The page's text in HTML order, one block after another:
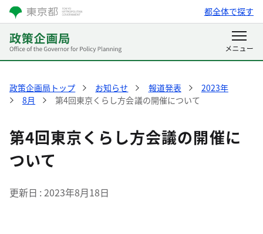
都全体で探す
政策企画局トップ お知らせ 報道発表
2023年
8月
第4回東京くらし方会議の開催について
第4回東京くらし方会議の開催に
ついて
更新日 2023年8月18日